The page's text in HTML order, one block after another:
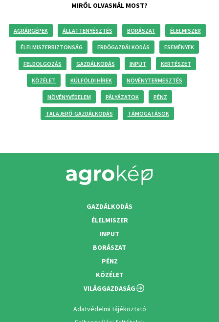
MIRŐL OLVASNÁL MOST?
AGRÁRGÉPEK ÁLLATTENYÉSZTÉS BORÁSZAT ÉLELMISZER
ÉLELMISZERBIZTONSÁG ERDŐGAZDÁLKODÁS ESEMÉNYEK
FELDOLGOZÁS GAZDÁLKODÁS INPUT KERTÉSZET
KÖZÉLET KÜLFÖLDI HÍREK NÖVÉNYTERMESZTÉS
NÖVÉNYVÉDELEM PÁLYÁZATOK PÉNZ
TALAJERŐ-GAZDÁLKODÁS TÁMOGATÁSOK
GAZDÁLKODÁS
ÉLELMISZER
INPUT
BORÁSZAT
PÉNZ
KÖZÉLET
VILÁGGAZDASÁG
Adatvédelmi tájékoztató